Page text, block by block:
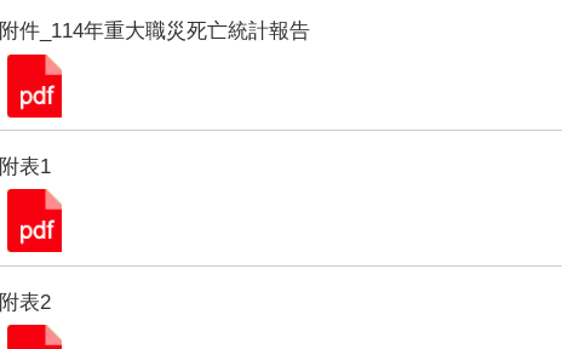
附件_114年重大職災死亡統計報告
附表1
附表2